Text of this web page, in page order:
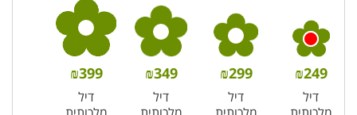
₪249
דיל
₪299
דיל
₪349
דיל
₪399
דיל